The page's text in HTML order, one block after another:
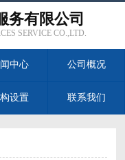
务有限公司
SERVICE CO.,LTD.
中心 公司概况
设置 联系我们